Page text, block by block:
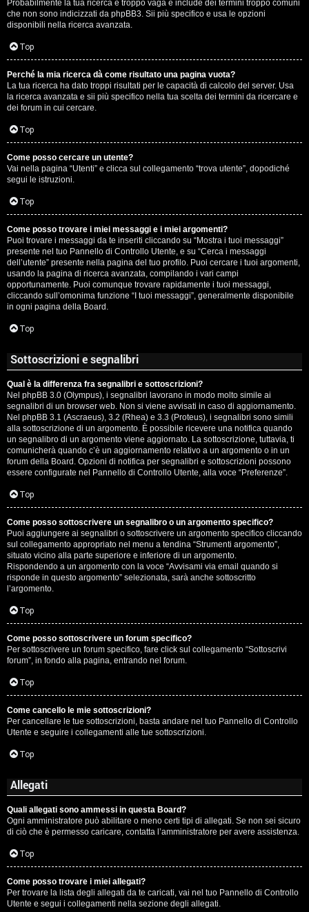
Probabilmente la tua ricerca è troppo vaga e include dei termini troppo comuni
che non sono indicizzati da phpBB3. Sii più specifico e usa le opzioni
disponibili nella ricerca avanzata.
Top
Perché la mia ricerca dà come risultato una pagina vuota?
La tua ricerca ha dato troppi risultati per le capacità di calcolo del server. Usa
la ricerca avanzata e sii più specifico nella tua scelta dei termini da ricercare e
dei forum in cui cercare.
Top
Come posso cercare un utente?
Vai nella pagina “Utenti” e clicca sul collegamento “trova utente”, dopodiché
segui le istruzioni.
Top
Come posso trovare i miei messaggi e i miei argomenti?
Puoi trovare i messaggi da te inseriti cliccando su “Mostra i tuoi messaggi”
presente nel tuo Pannello di Controllo Utente, e su “Cerca i messaggi
dell’utente” presente nella pagina del tuo profilo. Puoi cercare i tuoi argomenti,
usando la pagina di ricerca avanzata, compilando i vari campi
opportunamente. Puoi comunque trovare rapidamente i tuoi messaggi,
cliccando sull’omonima funzione “I tuoi messaggi”, generalmente disponibile
in ogni pagina della Board.
Top
Sottoscrizioni e segnalibri
Qual è la differenza fra segnalibri e sottoscrizioni?
Nel phpBB 3.0 (Olympus), i segnalibri lavorano in modo molto simile ai
segnalibri di un browser web. Non si viene avvisati in caso di aggiornamento.
Nel phpBB 3.1 (Ascraeus), 3.2 (Rhea) e 3.3 (Proteus), i segnalibri sono simili
alla sottoscrizione di un argomento. È possibile ricevere una notifica quando
un segnalibro di un argomento viene aggiornato. La sottoscrizione, tuttavia, ti
comunicherà quando c’è un aggiornamento relativo a un argomento o in un
forum della Board. Opzioni di notifica per segnalibri e sottoscrizioni possono
essere configurate nel Pannello di Controllo Utente, alla voce “Preferenze”.
Top
Come posso sottoscrivere un segnalibro o un argomento specifico?
Puoi aggiungere ai segnalibri o sottoscrivere un argomento specifico cliccando
sul collegamento appropriato nel menu a tendina “Strumenti argomento”,
situato vicino alla parte superiore e inferiore di un argomento.
Rispondendo a un argomento con la voce “Avvisami via email quando si
risponde in questo argomento” selezionata, sarà anche sottoscritto
l’argomento.
Top
Come posso sottoscrivere un forum specifico?
Per sottoscrivere un forum specifico, fare click sul collegamento “Sottoscrivi
forum”, in fondo alla pagina, entrando nel forum.
Top
Come cancello le mie sottoscrizioni?
Per cancellare le tue sottoscrizioni, basta andare nel tuo Pannello di Controllo
Utente e seguire i collegamenti alle tue sottoscrizioni.
Top
Allegati
Quali allegati sono ammessi in questa Board?
Ogni amministratore può abilitare o meno certi tipi di allegati. Se non sei sicuro
di ciò che è permesso caricare, contatta l’amministratore per avere assistenza.
Top
Come posso trovare i miei allegati?
Per trovare la lista degli allegati da te caricati, vai nel tuo Pannello di Controllo
Utente e segui i collegamenti nella sezione degli allegati.